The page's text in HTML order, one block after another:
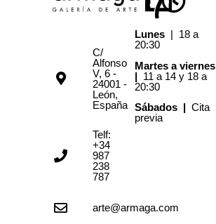
C/
Alfonso
V, 6 -
24001 -
León,
España
Telf:
+34
987
238
787
arte@armaga.com
Lunes | 18 a
20:30
Martes a viernes
| 11 a 14 y 18 a
20:30
Sábados |Cita
previa